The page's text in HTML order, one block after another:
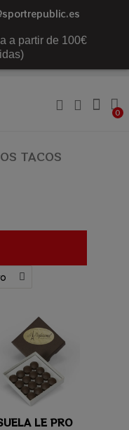
a partir de 100€
TACOS
Vista rápida
LE PRO